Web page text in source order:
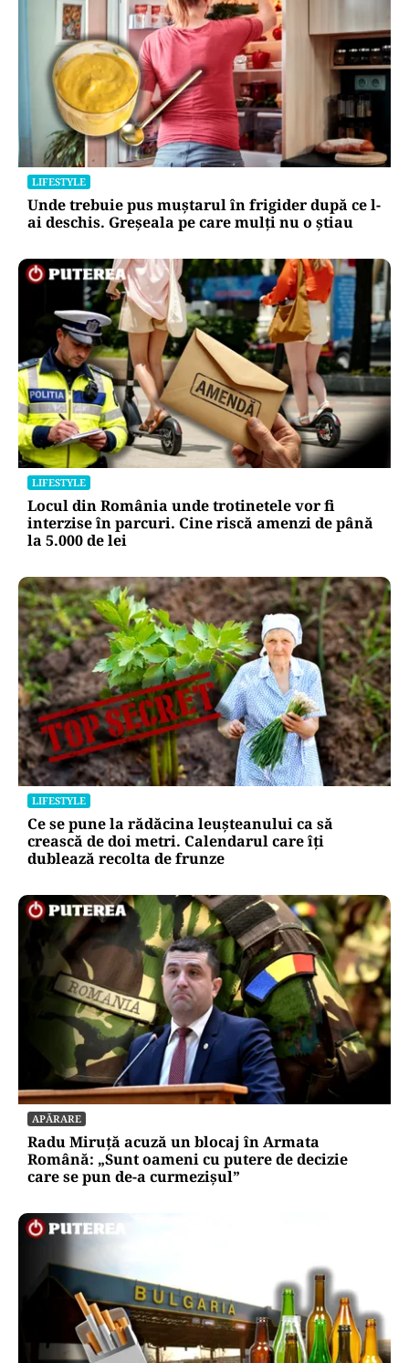
LIFESTYLE
Unde trebuie pus muștarul în frigider după ce l-
ai deschis. Greșeala pe care mulți nu o știau
LIFESTYLE
Locul din România unde trotinetele vor fi
interzise în parcuri. Cine riscă amenzi de până
la 5.000 de lei
LIFESTYLE
Ce se pune la rădăcina leușteanului ca să
crească de doi metri. Calendarul care îți
dublează recolta de frunze
APĂRARE
Radu Miruță acuză un blocaj în Armata
Română: „Sunt oameni cu putere de decizie
care se pun de-a curmezișul”